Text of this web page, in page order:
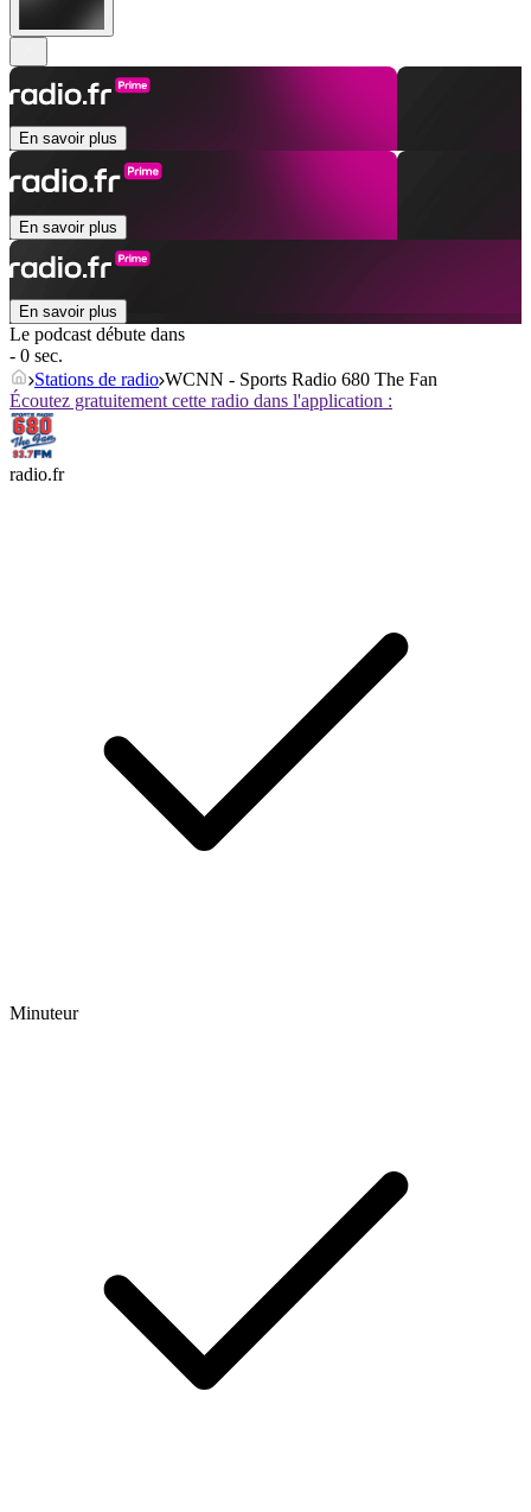
En savoir plus
En savoir plus
En savoir plus
Le podcast débute dans
- 0 sec.
Stations de radio WCNN - Sports Radio 680 The Fan
Écoutez gratuitement cette radio dans l'application :
radio.fr
Minuteur